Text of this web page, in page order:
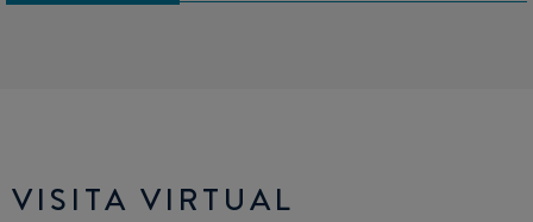
VISITA VIRTUAL